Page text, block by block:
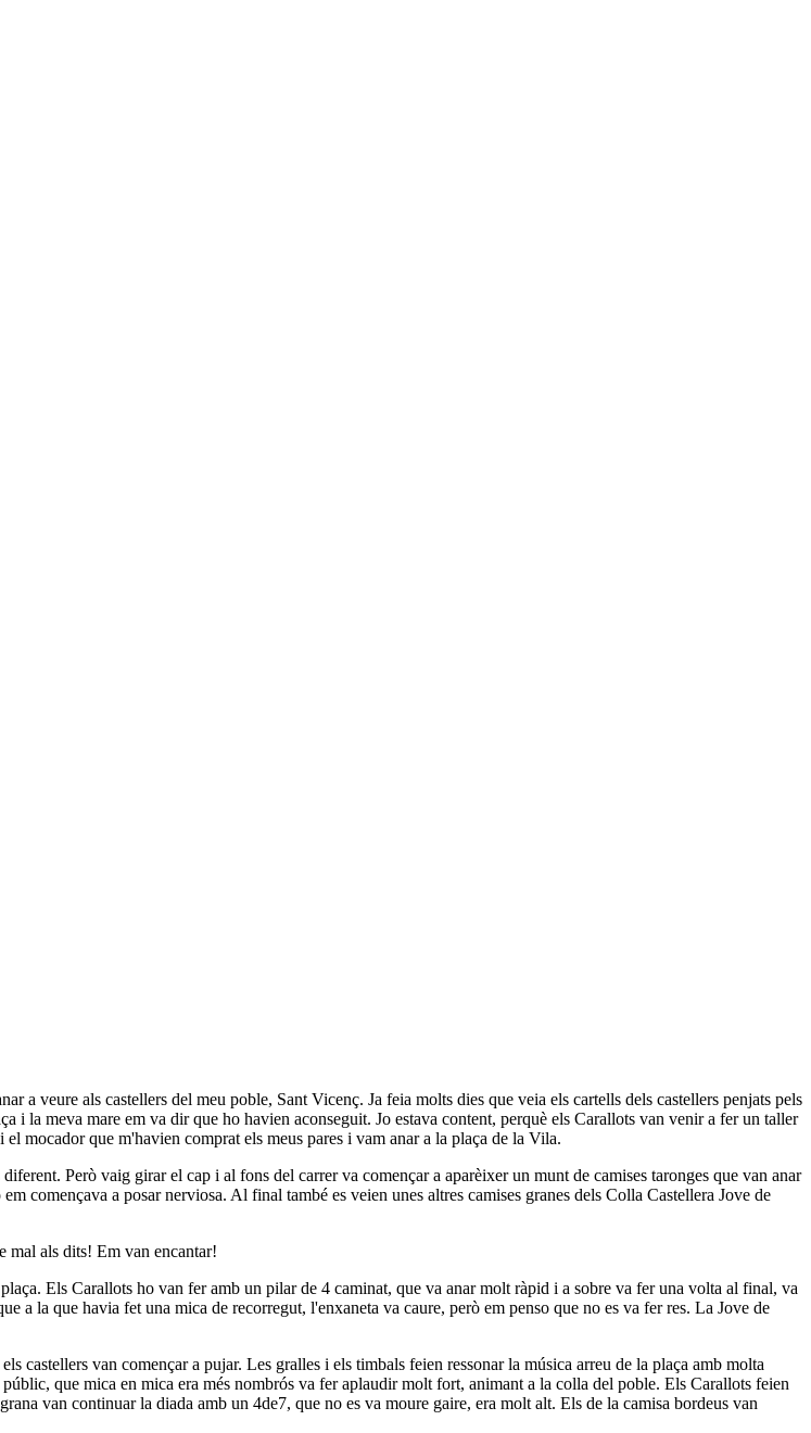
a veure als castellers del meu poble, Sant Vicenç. Ja feia molts dies que veia els cartells dels castellers penjats pels
i la meva mare em va dir que ho havien aconseguit. Jo estava content, perquè els Carallots van venir a fer un taller
mocador que m'havien comprat els meus pares i vam anar a la plaça de la Vila.
Però vaig girar el cap i al fons del carrer va començar a aparèixer un munt de camises taronges que van anar
començava a posar nerviosa. Al final també es veien unes altres camises granes dels Colla Castellera Jove de
mal als dits! Em van encantar!
Els Carallots ho van fer amb un pilar de 4 caminat, que va anar molt ràpid i a sobre va fer una volta al final, va
a la que havia fet una mica de recorregut, l'enxaneta va caure, però em penso que no es va fer res. La Jove de
van començar a pujar. Les gralles i els timbals feien ressonar la música arreu de la plaça amb molta
que mica en mica era més nombrós va fer aplaudir molt fort, animant a la colla del poble. Els Carallots feien
van continuar la diada amb un 4de7, que no es va moure gaire, era molt alt. Els de la camisa bordeus van